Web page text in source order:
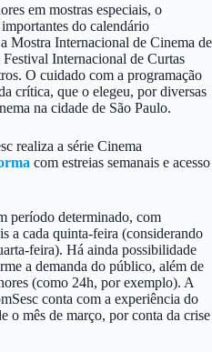
em mostras especiais, o
do calendário
Mostra Internacional de Cinema de
Internacional de Curtas
O cuidado com a programação
crítica, que o elegeu, por diversas
na cidade de São Paulo.
realiza a série Cinema
com estreias semanais e acesso
período determinado, com
a cada quinta-feira (considerando
feira). Há ainda possibilidade
a demanda do público, além de
(como 24h, por exemplo). A
conta com a experiência do
o mês de março, por conta da crise